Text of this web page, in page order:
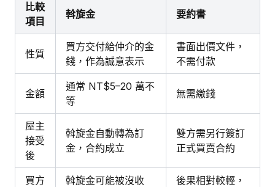
比較
項目
斡旋金 要約書
性質
買方交付給仲介的金
錢，作為誠意表示
書面出價文件，
不需付款
金額
通常 NT$5–20 萬不
等
無需繳錢
屋主
接受
後
斡旋金自動轉為訂
金，合約成立
雙方需另行簽訂
正式買賣合約
買方
斡旋金可能被沒收
後果相對較輕，